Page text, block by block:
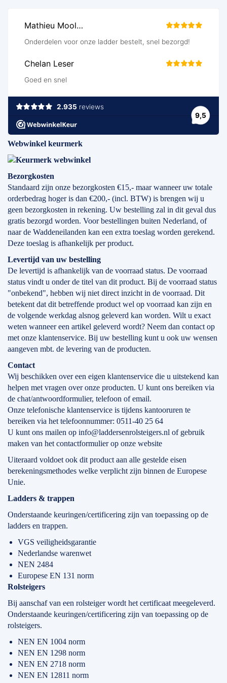
Webwinkel keurmerk
Bezorgkosten
Standaard zijn onze bezorgkosten €15,- maar wanneer uw totale
orderbedrag hoger is dan €200,- (incl. BTW) is brengen wij u
geen bezorgkosten in rekening. Uw bestelling zal in dit geval dus
gratis bezorgd worden. Voor bestellingen buiten Nederland, of
naar de Waddeneilanden kan een extra toeslag worden gerekend.
Deze toeslag is afhankelijk per product.
Levertijd van uw bestelling
De levertijd is afhankelijk van de voorraad status. De voorraad
status vindt u onder de titel van dit product. Bij de voorraad status
"onbekend", hebben wij niet direct inzicht in de voorraad. Dit
betekent dat dit betreffende product wel op voorraad kan zijn en
de volgende werkdag alsnog geleverd kan worden. Wilt u exact
weten wanneer een artikel geleverd wordt? Neem dan contact op
met onze klantenservice. Bij uw bestelling kunt u ook uw wensen
aangeven mbt. de levering van de producten.
Contact
Wij beschikken over een eigen klantenservice die u uitstekend kan
helpen met vragen over onze producten. U kunt ons bereiken via
de chat/antwoordformulier, telefoon of email.
Onze telefonische klantenservice is tijdens kantooruren te
bereiken via het telefoonnummer: 0511-40 25 64
U kunt ons mailen op info@laddersenrolsteigers.nl of gebruik
maken van het contactformulier op onze website
Uiteraard voldoet ook dit product aan alle gestelde eisen
berekeningsmethodes welke verplicht zijn binnen de Europese
Unie.
Ladders & trappen
Onderstaande keuringen/certificering zijn van toepassing op de
ladders en trappen.
VGS veiligheidsgarantie
Nederlandse warenwet
NEN 2484
Europese EN 131 norm
Rolsteigers
Bij aanschaf van een rolsteiger wordt het certificaat meegeleverd.
Onderstaande keuringen/certificering zijn van toepassing op de
rolsteigers.
NEN EN 1004 norm
NEN EN 1298 norm
NEN EN 2718 norm
NEN EN 12811 norm